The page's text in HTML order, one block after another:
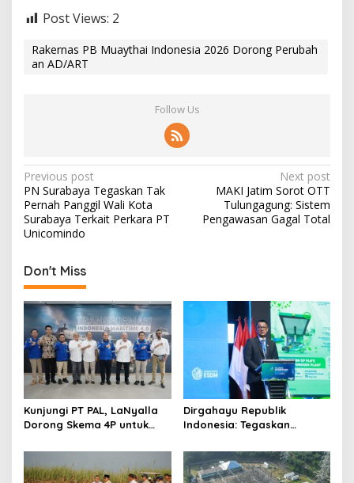
Post Views: 2
Rakernas PB Muaythai Indonesia 2026 Dorong Perubah
an AD/ART
Follow Us
P
o
s
t
n
a
v
i
g
a
t
i
o
n
Previous post
PN Surabaya Tegaskan Tak
Pernah Panggil Wali Kota
Surabaya Terkait Perkara PT
Unicomindo
Next post
MAKI Jatim Sorot OTT
Tulungagung: Sistem
Pengawasan Gagal Total
Don't Miss
Kunjungi PT PAL, LaNyalla
Dorong Skema 4P untuk
Nasional
Dirgahayu Republik
Indonesia: Tegaskan
Ekosistem Hidrogen
Nasional